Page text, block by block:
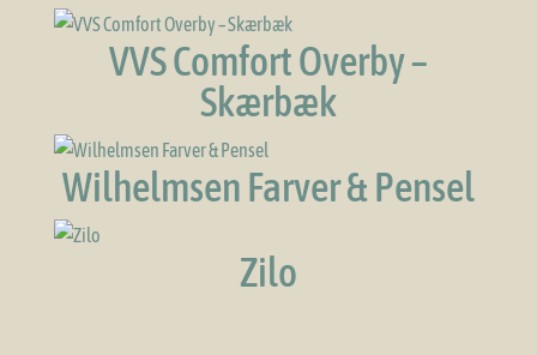
VVS Comfort Overby –
Skærbæk
Wilhelmsen Farver & Pensel
Zilo